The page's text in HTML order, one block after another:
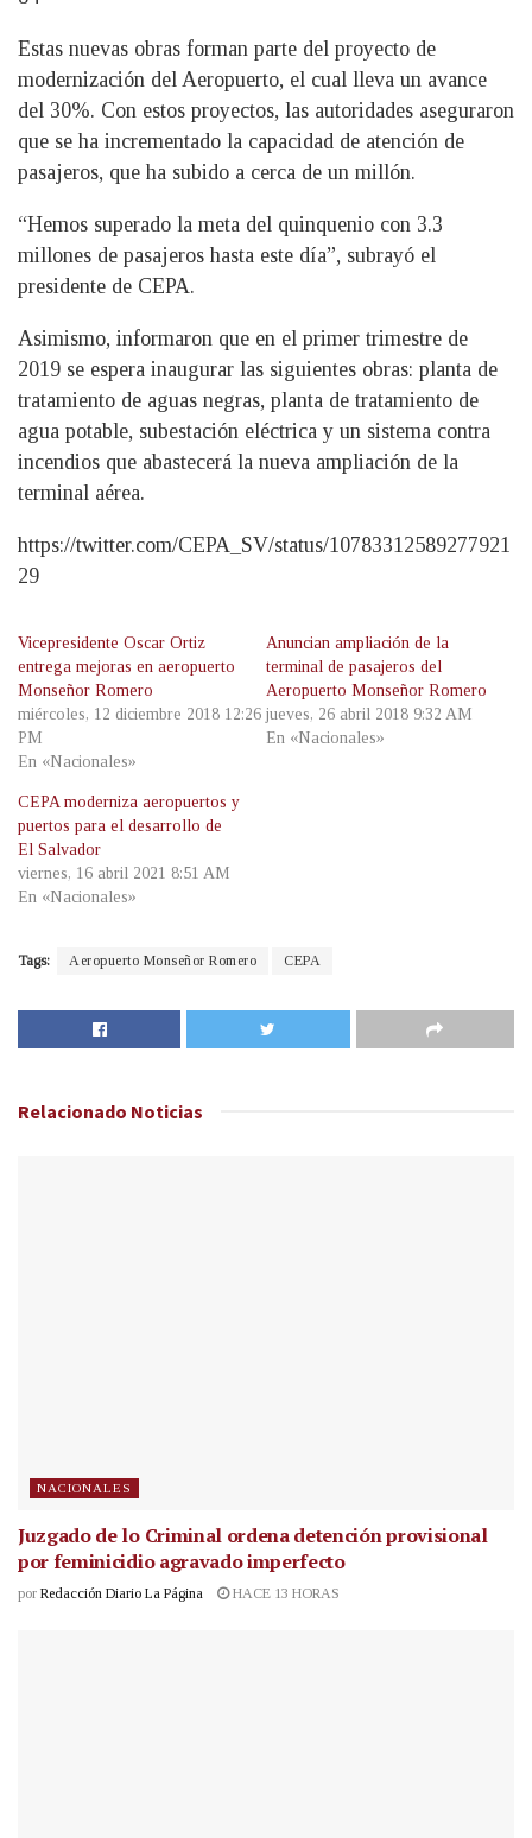
Estas nuevas obras forman parte del proyecto de
modernización del Aeropuerto, el cual lleva un avance
del 30%. Con estos proyectos, las autoridades aseguraron
que se ha incrementado la capacidad de atención de
pasajeros, que ha subido a cerca de un millón.
“Hemos superado la meta del quinquenio con 3.3
millones de pasajeros hasta este día”, subrayó el
presidente de CEPA.
Asimismo, informaron que en el primer trimestre de
2019 se espera inaugurar las siguientes obras: planta de
tratamiento de aguas negras, planta de tratamiento de
agua potable, subestación eléctrica y un sistema contra
incendios que abastecerá la nueva ampliación de la
terminal aérea.
https://twitter.com/CEPA_SV/status/10783312589277921
29
Vicepresidente Oscar Ortiz
entrega mejoras en aeropuerto
Monseñor Romero
miércoles, 12 diciembre 2018 12:26
PM
En «Nacionales»
Anuncian ampliación de la
terminal de pasajeros del
Aeropuerto Monseñor Romero
jueves, 26 abril 2018 9:32 AM
En «Nacionales»
CEPA moderniza aeropuertos y
puertos para el desarrollo de
El Salvador
viernes, 16 abril 2021 8:51 AM
En «Nacionales»
Tags: Aeropuerto Monseñor Romero CEPA
Relacionado Noticias
NACIONALES
Juzgado de lo Criminal ordena detención provisional
por feminicidio agravado imperfecto
por Redacción Diario La Página HACE 13 HORAS